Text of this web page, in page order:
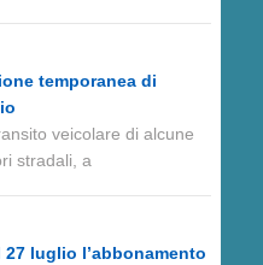
temporanea di
veicolare di alcune
stradali, a
luglio l’abbonamento